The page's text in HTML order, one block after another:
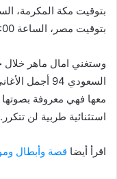
بتوقيت مصر، الساعة 19:00 بتوقيت غرينتش.
وستغني امال ماهر خلال
السعودي 94
معها فهي معروفة
استثنائية طربية لن تتكرر.
اقرأ أيضا قصة وأبطال